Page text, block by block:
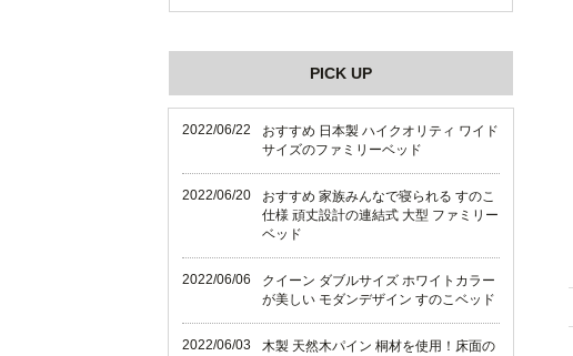
PICK UP
2022/06/22
おすすめ 日本製 ハイクオリティ ワイド
サイズのファミリーベッド
2022/06/20
おすすめ 家族みんなで寝られる すのこ
仕様 頑丈設計の連結式 大型 ファミリー
ベッド
2022/06/06
クイーン ダブルサイズ ホワイトカラー
が美しい モダンデザイン すのこベッド
2022/06/03
木製 天然木パイン 桐材を使用！床面の